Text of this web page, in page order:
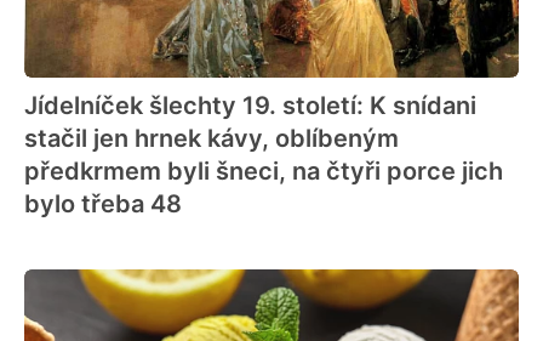
Jídelníček šlechty 19. století: K snídani
stačil jen hrnek kávy, oblíbeným
předkrmem byli šneci, na čtyři porce jich
bylo třeba 48